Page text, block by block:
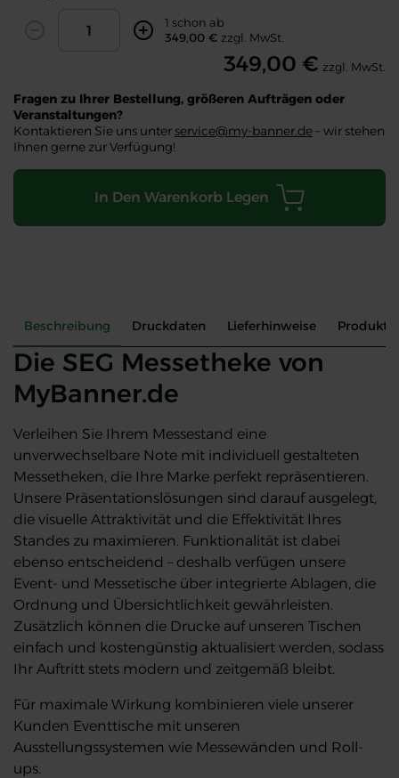
Increase
1 schon ab
349,00 € zzgl. MwSt.
349,00 € zzgl. MwSt.
Fragen zu Ihrer Bestellung, größeren Aufträgen oder
Veranstaltungen?
Kontaktieren Sie uns unter service@my-banner.de– wir stehen
Ihnen gerne zur Verfügung!
In Den Warenkorb Legen
Beschreibung Druckdaten Lieferhinweise
Die SEG Messetheke von
MyBanner.de
Verleihen Sie Ihrem Messestand eine
unverwechselbare Note mit individuell gestalteten
Messetheken, die Ihre Marke perfekt repräsentieren.
Unsere Präsentationslösungen sind darauf ausgelegt,
die visuelle Attraktivität und die Effektivität Ihres
Standes zu maximieren. Funktionalität ist dabei
ebenso entscheidend – deshalb verfügen unsere
Event- und Messetische über integrierte Ablagen, die
Ordnung und Übersichtlichkeit gewährleisten.
Zusätzlich können die Drucke auf unseren Tischen
einfach und kostengünstig aktualisiert werden, sodass
Ihr Auftritt stets modern und zeitgemäß bleibt.
Für maximale Wirkung kombinieren viele unserer
Kunden Eventtische mit unseren
Ausstellungssystemen wie Messewänden und Roll-
ups.